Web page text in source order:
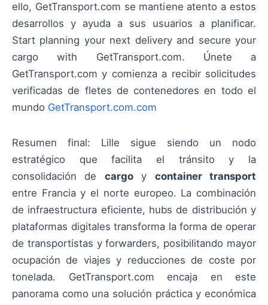
ello, GetTransport.com se mantiene atento a estos
desarrollos y ayuda a sus usuarios a planificar.
Start planning your next delivery and secure your
cargo with GetTransport.com. Únete a
GetTransport.com y comienza a recibir solicitudes
verificadas de fletes de contenedores en todo el
mundo GetTransport.com.com
Resumen final: Lille sigue siendo un nodo
estratégico que facilita el tránsito y la
consolidación de cargoy container transport
entre Francia y el norte europeo. La combinación
de infraestructura eficiente, hubs de distribución y
plataformas digitales transforma la forma de operar
de transportistas y forwarders, posibilitando mayor
ocupación de viajes y reducciones de coste por
tonelada. GetTransport.com encaja en este
panorama como una solución práctica y económica